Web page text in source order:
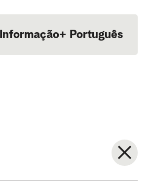
Informação+ Português
English